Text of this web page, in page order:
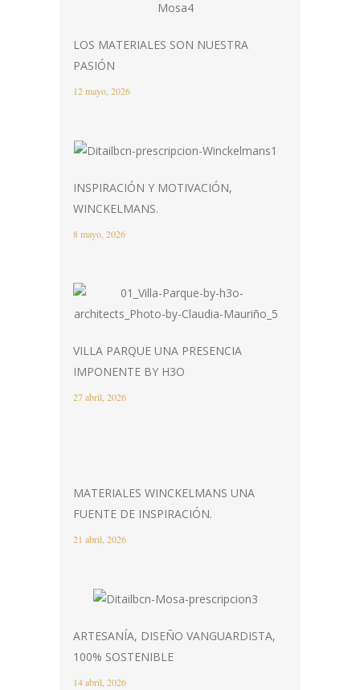
LOS MATERIALES SON NUESTRA
PASIÓN
12 mayo, 2026
INSPIRACIÓN Y MOTIVACIÓN,
WINCKELMANS.
8 mayo, 2026
VILLA PARQUE UNA PRESENCIA
IMPONENTE BY H3O
27 abril, 2026
MATERIALES WINCKELMANS UNA
FUENTE DE INSPIRACIÓN.
21 abril, 2026
ARTESANÍA, DISEÑO VANGUARDISTA,
100% SOSTENIBLE
14 abril, 2026